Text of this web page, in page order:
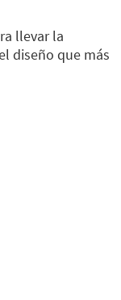
llevar la
diseño que más